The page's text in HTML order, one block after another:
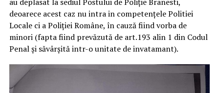
deoarece acest caz nu intra in competențele Politiei
Locale ci a Poliției Române, în cauză fiind vorba de
minori (fapta fiind prevăzută de art.193 alin 1 din Codul
Penal și săvârșită intr-o unitate de invatamant).